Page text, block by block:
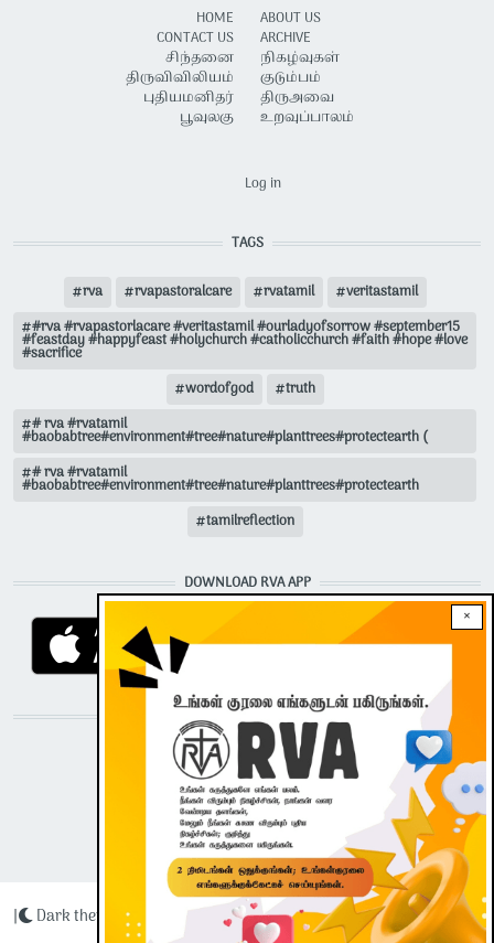
×
HOME
CONTACT US
சிந்தனை
திருவிவிலியம்
புதியமனிதர்
பூவுலகு
ABOUT US
ARCHIVE
நிகழ்வுகள்
குடும்பம்
திருஅவை
உறவுப்பாலம்
Log in
TAGS
rva rvapastoralcare rvatamil
veritastamil
#rva #rvapastorlacare #veritastamil #ourladyofsorrow #september15
#feastday #happyfeast #holychurch #catholicchurch #faith #hope #love
#sacrifice
wordofgod
truth
# rva #rvatamil
#baobabtree#environment#tree#nature#planttrees#protectearth (
# rva #rvatamil
#baobabtree#environment#tree#nature#planttrees#protectearth
tamilreflection
DOWNLOAD RVA APP
STAY CONNECTED WITH US!
| Dark theme